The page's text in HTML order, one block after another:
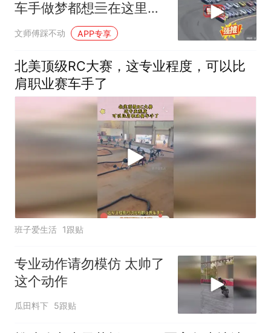
车手做梦都想亖在这里的
地方！
文师傅踩不动 APP专享
北美顶级RC大赛，这专业程度，可以比
肩职业赛车手了
班子爱生活 1跟贴
专业动作请勿模仿 太帅了
这个动作
瓜田料下 5跟贴